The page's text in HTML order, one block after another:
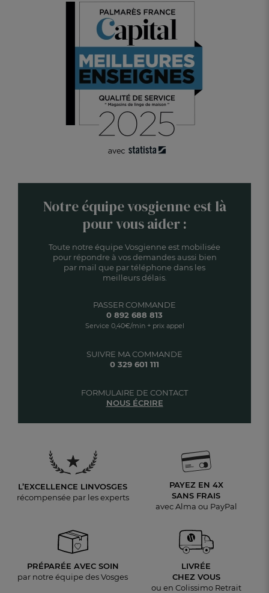
Notre équipe vosgienne est là
pour vous aider :
Toute notre équipe Vosgienne est mobilisée
pour répondre à vos demandes aussi bien
par mail que par téléphone dans les
meilleurs délais.
SUIVRE MA COMMANDE
0 329 601 111
PASSER COMMANDE
0 892 688 813
Service 0,40€/min + prix appel
FORMULAIRE DE CONTACT
NOUS ÉCRIRE
L’EXCELLENCE LINVOSGES
récompensée par les experts
PAYEZ EN 4X
SANS FRAIS
avec Alma ou PayPal
PRÉPARÉE AVEC SOIN
par notre équipe des Vosges
LIVRÉE
CHEZ VOUS
ou en Colissimo Retrait